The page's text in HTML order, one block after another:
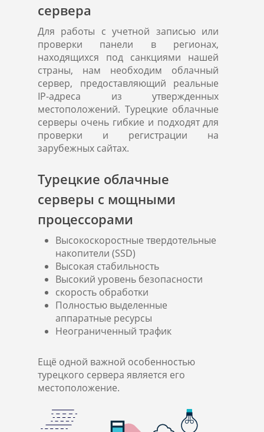
сервера
Для работы с учетной записью или
проверки панели в регионах,
находящихся под санкциями нашей
страны, нам необходим облачный
сервер, предоставляющий реальные
IP-адреса из утвержденных
местоположений. Турецкие облачные
серверы очень гибкие и подходят для
проверки и регистрации на
зарубежных сайтах.
Турецкие облачные
серверы с мощными
процессорами
Высокоскоростные твердотельные
накопители (SSD)
Высокая стабильность
Высокий уровень безопасности
скорость обработки
Полностью выделенные
аппаратные ресурсы
Неограниченный трафик
Ещё одной важной особенностью
турецкого сервера является его
местоположение.